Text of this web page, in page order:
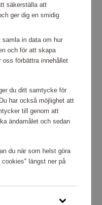
säkerställa att
ger dig en smidig
in data om hur
och för att skapa
oss förbättra innehållet
du ditt samtycke för
har också möjlighet att
till genom att
ändamålet och sedan
du när som helst göra
längst ner på